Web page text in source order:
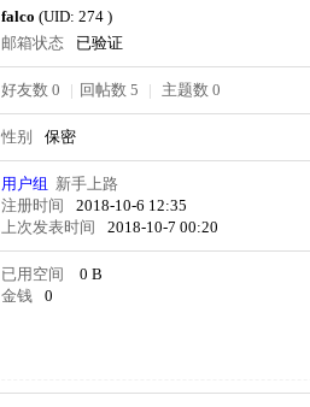
falco (UID: 274 )
邮箱状态
已验证
好友数 0 | 回帖数 5 | 主题数 0
性别 保密
用户组 新手上路
注册时间
2018-10-6 12:35
上次发表时间
2018-10-7 00:20
已用空间 0 B
金钱
0